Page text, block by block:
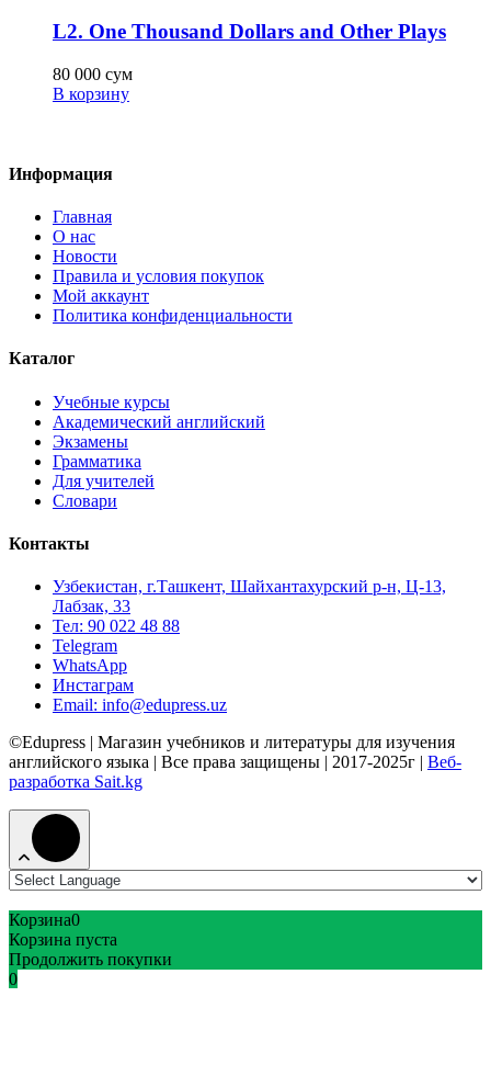
L2. One Thousand Dollars and Other Plays
80 000 сум
В корзину
Информация
Главная
О нас
Новости
Правила и условия покупок
Мой аккаунт
Политика конфиденциальности
Каталог
Учебные курсы
Академический английский
Экзамены
Грамматика
Для учителей
Словари
Контакты
Узбекистан, г.Ташкент, Шайхантахурский р-н, Ц-13,
Лабзак, 33
Тел: 90 022 48 88
Telegram
WhatsApp
Инстаграм
Email: info@edupress.uz
©Edupress | Магазин учебников и литературы для изучения
английского языка | Все права защищены | 2017-2025г | Веб-
разработка Sait.kg
Корзина0
Корзина пуста
Продолжить покупки
0